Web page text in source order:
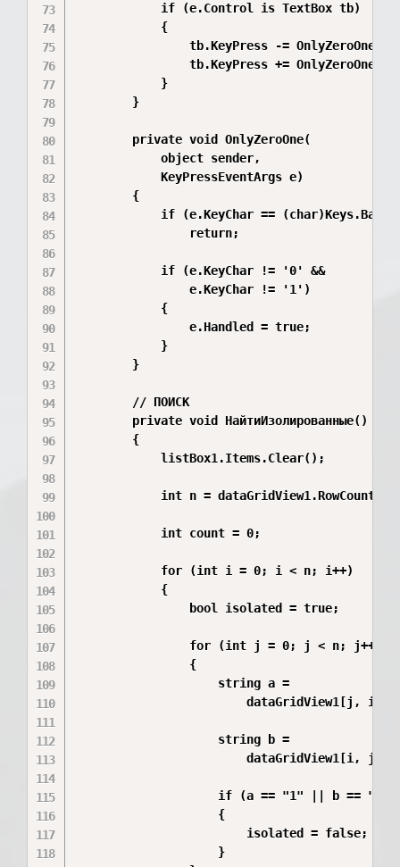
            if (e.Control is TextBox tb)
            {
                tb.KeyPress -= OnlyZeroOne;
                tb.KeyPress += OnlyZeroOne;
            }
        }
        private void OnlyZeroOne(
            object sender,
            KeyPressEventArgs e)
        {
            if (e.KeyChar == (char)Keys.Back)
                return;
            if (e.KeyChar != '0' &&
                e.KeyChar != '1')
            {
                e.Handled = true;
            }
        }
        // ПОИСК
        private void НайтиИзолированные()
        {
            listBox1.Items.Clear();
            int n = dataGridView1.RowCount;
            int count = 0;
            for (int i = 0; i < n; i++)
            {
                bool isolated = true;
                for (int j = 0; j < n; j++)
                {
                    string a =
dataGridView1[j,
                    string b =
dataGridView1[i,
                    if (a == "1" || b == "1")
                    {
                        isolated = false;
                    }